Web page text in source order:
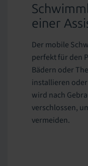
einer
Der mobile
perfekt für den
Bädern oder
installieren
wird nach
verschlossen,
vermeiden.